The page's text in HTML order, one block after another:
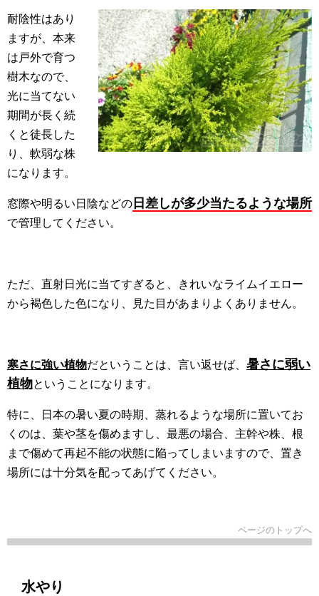
耐陰性はあり
ますが、本来
は戸外で育つ
樹木なので、
光に当てない
期間が長く続
くと徒長した
り、軟弱な株
になります。
窓際や明るい日陰などの 日差しが多少当たるような場所
で管理してください。
ただ、直射日光に当てすぎると、きれいなライムイエロー
から褐色した色になり、見た目があまりよくありません。
寒さに強い植物だということは、言い返せば、 暑さに弱い
植物ということになります。
特に、日本の暑い夏の時期、蒸れるような場所に置いてお
くのは、葉や茎を傷めますし、最悪の場合、主幹や株、根
まで傷めて再起不能の状態に陥ってしまいますので、置き
場所には十分気を配ってあげてください。
ページのトップへ
水やり